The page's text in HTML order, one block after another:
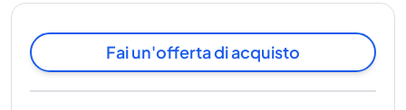
Fai un'offerta di acquisto